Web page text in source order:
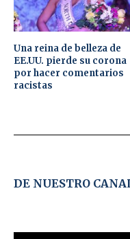
Una reina de belleza de
EE.UU. pierde su corona
por hacer comentarios
racistas
DE NUESTRO